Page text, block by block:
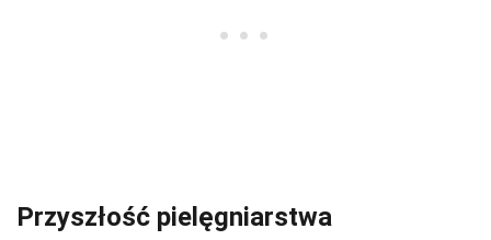
Przyszłość pielęgniarstwa